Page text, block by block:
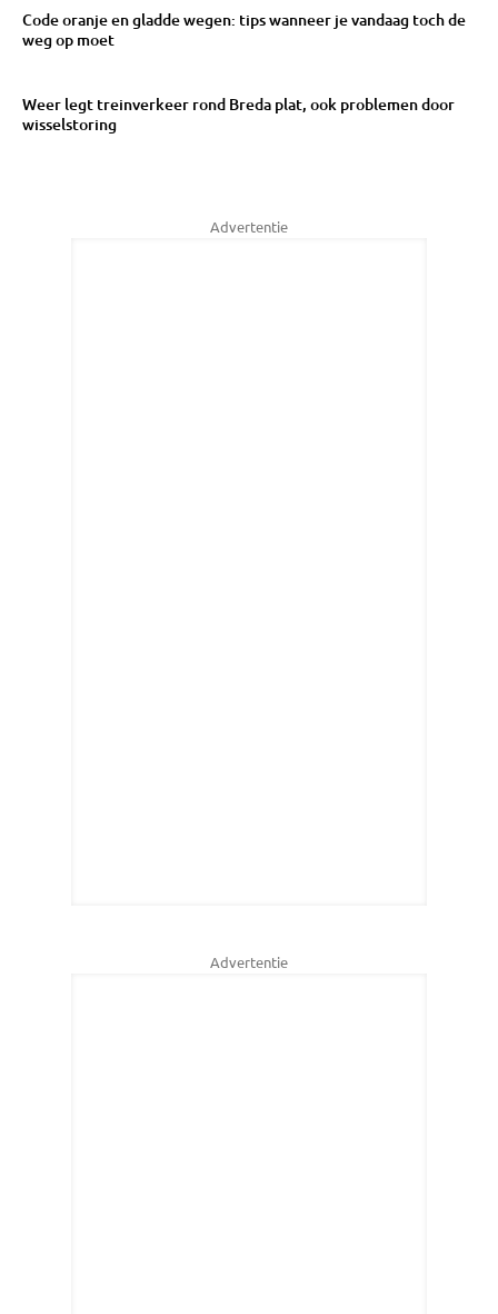
Code oranje en gladde wegen: tips wanneer je vandaag toch de
weg op moet
Weer legt treinverkeer rond Breda plat, ook problemen door
wisselstoring
Advertentie
Advertentie